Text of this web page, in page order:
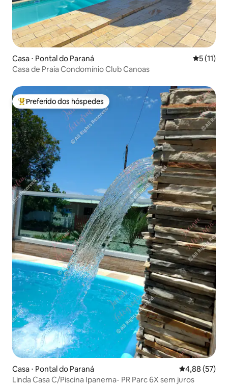
Casa ⋅ Pontal do Paraná 5 de uma
5 (11)
Casa de Praia Condomínio Club Canoas
Entre os melhores preferidos dos hóspedes
Preferido dos hóspedes
Casa ⋅ Pontal do Paraná 4,88 de uma
4,88 (57)
Linda Casa C/Piscina Ipanema- PR Parc 6X sem juros